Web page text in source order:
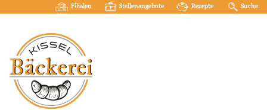
Filialen Stellenangebote Rezepte Suche